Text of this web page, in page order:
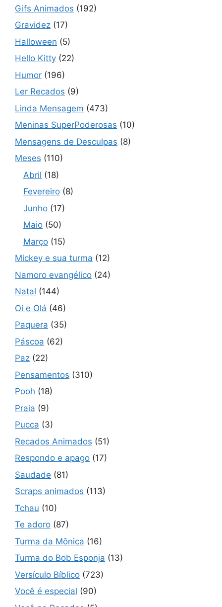
Gifs Animados (192)
Gravidez (17)
Halloween (5)
Hello Kitty (22)
Humor (196)
Ler Recados (9)
Linda Mensagem (473)
Meninas SuperPoderosas (10)
Mensagens de Desculpas (8)
Meses (110)
Abril (18)
Fevereiro (8)
Junho (17)
Maio (50)
Março (15)
Mickey e sua turma (12)
Namoro evangélico (24)
Natal (144)
Oi e Olá (46)
Paquera (35)
Páscoa (62)
Paz (22)
Pensamentos (310)
Pooh (18)
Praia (9)
Pucca (3)
Recados Animados (51)
Respondo e apago (17)
Saudade (81)
Scraps animados (113)
Tchau (10)
Te adoro (87)
Turma da Mônica (16)
Turma do Bob Esponja (13)
Versículo Bíblico (723)
Você é especial (90)